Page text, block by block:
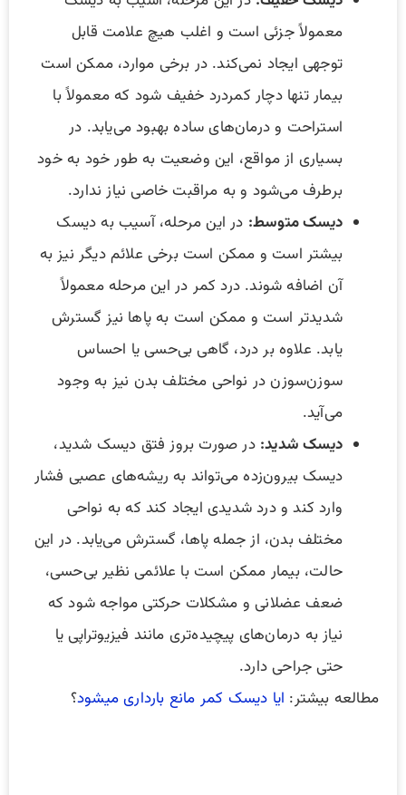
معمولاً جزئی است و اغلب هیچ علامت قابل
توجهی ایجاد نمی‌کند. در برخی موارد، ممکن است
بیمار تنها دچار کمردرد خفیف شود که معمولاً با
استراحت و درمان‌های ساده بهبود می‌یابد. در
بسیاری از مواقع، این وضعیت به طور خود به خود
برطرف می‌شود و به مراقبت خاصی نیاز ندارد.
دیسک متوسط: در این مرحله، آسیب به دیسک
بیشتر است و ممکن است برخی علائم دیگر نیز به
آن اضافه شوند. درد کمر در این مرحله معمولاً
شدیدتر است و ممکن است به پاها نیز گسترش
یابد. علاوه بر درد، گاهی بی‌حسی یا احساس
سوزن‌سوزن در نواحی مختلف بدن نیز به وجود
می‌آید.
دیسک شدید: در صورت بروز فتق دیسک شدید،
دیسک بیرون‌زده می‌تواند به ریشه‌های عصبی فشار
وارد کند و درد شدیدی ایجاد کند که به نواحی
مختلف بدن، از جمله پاها، گسترش می‌یابد. در این
حالت، بیمار ممکن است با علائمی نظیر بی‌حسی،
ضعف عضلانی و مشکلات حرکتی مواجه شود که
نیاز به درمان‌های پیچیده‌تری مانند فیزیوتراپی یا
حتی جراحی دارد.
مطالعه بیشتر: ایا دیسک کمر مانع بارداری میشود؟